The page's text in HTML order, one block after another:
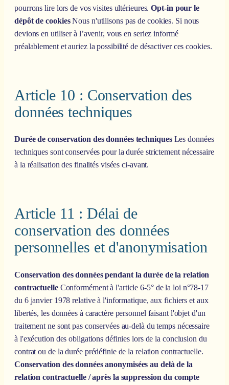
pourrons lire lors de vos visites ultérieures.Opt-in pour le
dépôt de cookiesNous n'utilisons pas de cookies. Si nous
devions en utiliser à l’avenir, vous en seriez informé
préalablement et auriez la possibilité de désactiver ces cookies.
Article 10 : Conservation des
données techniques
Durée de conservation des données techniquesLes données
techniques sont conservées pour la durée strictement nécessaire
à la réalisation des finalités visées ci-avant.
Article 11 : Délai de
conservation des données
personnelles et d'anonymisation
Conservation des données pendant la durée de la relation
contractuelleConformément à l'article 6-5° de la loi n°78-17
du 6 janvier 1978 relative à l'informatique, aux fichiers et aux
libertés, les données à caractère personnel faisant l'objet d'un
traitement ne sont pas conservées au-delà du temps nécessaire
à l'exécution des obligations définies lors de la conclusion du
contrat ou de la durée prédéfinie de la relation contractuelle.
Conservation des données anonymisées au delà de la
relation contractuelle / après la suppression du compte